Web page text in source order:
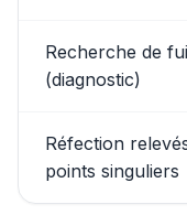
Recherche de
(diagnostic)
Réfection
points singuliers